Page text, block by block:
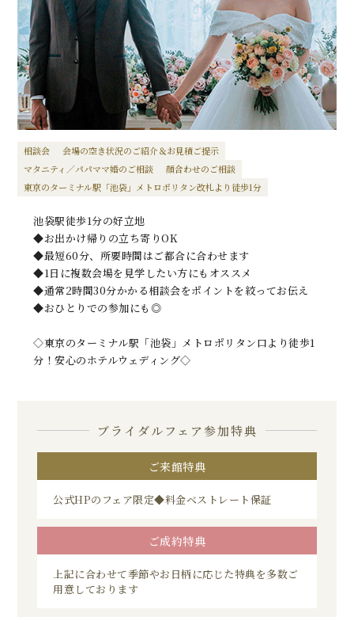
相談会
会場の空き状況のご紹介＆お見積ご提示
マタニティ／パパママ婚のご相談
顔合わせのご相談
東京のターミナル駅「池袋」メトロポリタン改札より徒歩1分
池袋駅徒歩1分の好立地
◆お出かけ帰りの立ち寄りOK
◆最短60分、所要時間はご都合に合わせます
◆1日に複数会場を見学したい方にもオススメ
◆通常2時間30分かかる相談会をポイントを絞ってお伝え
◆おひとりでの参加にも◎
◇東京のターミナル駅「池袋」メトロポリタン口より徒歩1
分！安心のホテルウェディング◇
ブライダルフェア参加特典
ご来館特典
公式HPのフェア限定◆料金ベストレート保証
ご成約特典
上記に合わせて季節やお日柄に応じた特典を多数ご
用意しております